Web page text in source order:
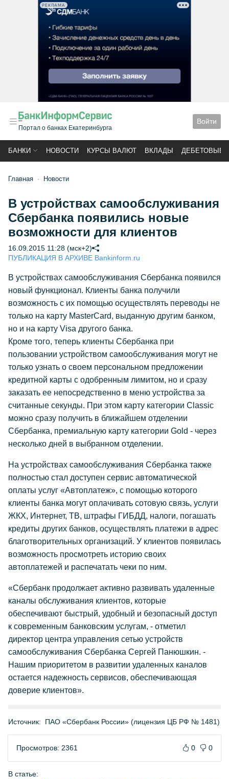
РЕКЛАМА
Портал о банках Екатеринбурга
Войти
БАНКИ НОВОСТИ КУРСЫ ВАЛЮТ ВКЛАДЫ ДЕБЕТОВЫЕ
Главная Новости
В устройствах самообслуживания
Сбербанка появились новые
возможности для клиентов
16.09.2015 11:28 (мск+2)
ПУБЛИКАЦИЯ В АРХИВЕ Bankinform.ru
В устройствах самообслуживания Сбербанка появился
новый функционал. Клиенты банка получили
возможность с их помощью осуществлять переводы не
только на карту МasterСard, выданную другим банком,
но и на карту Visa другого банка.
Кроме того, теперь клиенты Сбербанка при
пользовании устройством самообслуживания могут не
только узнать о своем персональном предложении
кредитной карты с одобренным лимитом, но и сразу
заказать ее непосредственно в меню устройства за
считанные секунды. При этом карту категории Classic
можно сразу получить в ближайшем отделении
Сбербанка, премиальную карту категории Gold - через
несколько дней в выбранном отделении.
На устройствах самообслуживания Сбербанка также
полностью стал доступен сервис автоматической
оплаты услуг «Автоплатеж», с помощью которого
клиенты банка могут оплачивать сотовую связь, услуги
ЖКХ, Интернет, ТВ, штрафы ГИБДД, налоги, погашать
кредиты других банков, осуществлять платежи в адрес
благотворительных организаций. У клиентов появилась
возможность просмотреть историю своих
автоплатежей и распечатать чеки по ним.
«Сбербанк продолжает активно развивать удаленные
каналы обслуживания клиентов, которые
обеспечивают быстрый, удобный и безопасный доступ
к современным банковским услугам, - отметил
директор центра управления сетью устройств
самообслуживания Сбербанка Сергей Панюшкин. -
Нашим приоритетом в развитии удаленных каналов
остается надежность сервисов, обеспечивающая
доверие клиентов».
Источник: ПАО «Сбербанк России» (лицензия ЦБ РФ № 1481)
Просмотров: 2361 0 0
В статье: